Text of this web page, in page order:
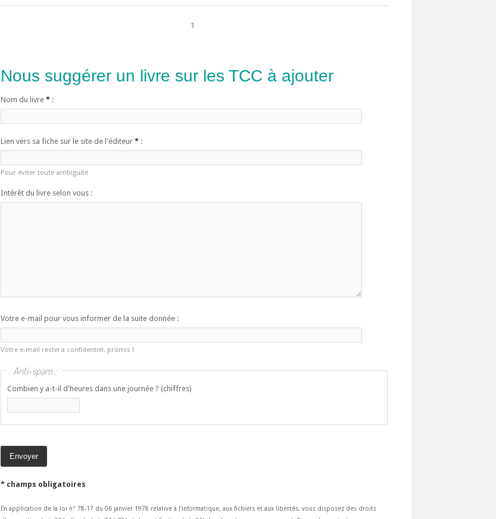
1
Nous suggérer un livre sur les TCC à ajouter
Nom du livre * :
Lien vers sa fiche sur le site de l'éditeur * :
Pour éviter toute ambiguïté
Intérêt du livre selon vous :
Votre e-mail pour vous informer de la suite donnée :
Votre e-mail restera confidentiel, promis !
Anti-spam :
Combien y a-t-il d'heures dans une journée ? (chiffres)
* champs obligatoires
En application de la loi n° 78-17 du 06 janvier 1978 relative à l'informatique, aux fichiers et aux libertés, vous disposez des droits